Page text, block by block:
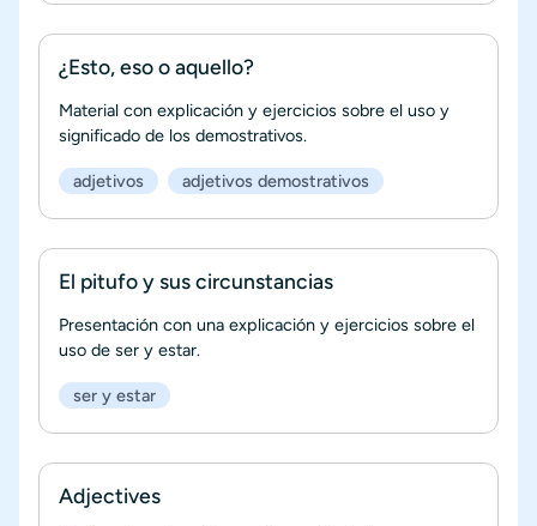
¿Esto, eso o aquello?
Material con explicación y ejercicios sobre el uso y
significado de los demostrativos.
adjetivos adjetivos demostrativos
El pitufo y sus circunstancias
Presentación con una explicación y ejercicios sobre el
uso de ser y estar.
ser y estar
Adjectives